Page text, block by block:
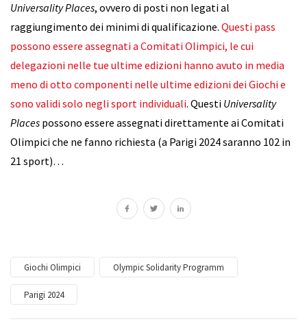
Universality Places, ovvero di posti non legati al
raggiungimento dei minimi di qualificazione. Questi pass
possono essere assegnati a Comitati Olimpici, le cui
delegazioni nelle tue ultime edizioni hanno avuto in media
meno di otto componenti nelle ultime edizioni dei Giochi e
sono validi solo negli sport individuali. Questi Universality
Places possono essere assegnati direttamente ai Comitati
Olimpici che ne fanno richiesta (a Parigi 2024 saranno 102 in
21 sport)…
Giochi Olimpici Olympic Solidarity Programm
Parigi 2024